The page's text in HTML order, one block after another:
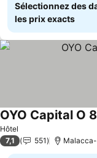
Sélectionnez des
les prix exacts
Hôtel
OYO Capital O
7,1 551